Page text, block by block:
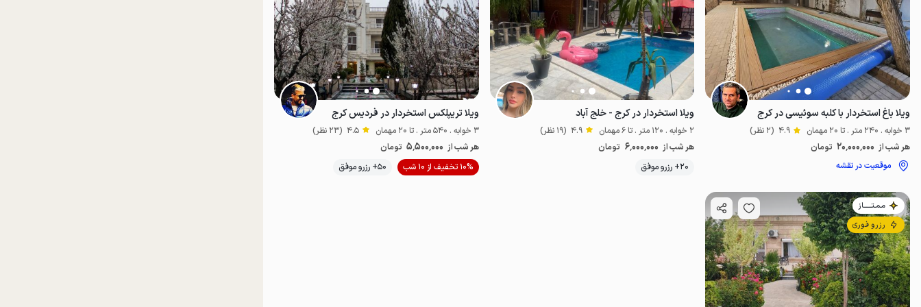
ویلا باغ استخردار با کلبه سوئیسی در کرج
3 خوابه . 240 متر . تا 20 مهمان 4.9 (2 نظر)
هر شب از 20٬000٬000 تومان
موقعیت در نقشه
ویلا استخردار در کرج - خلج آباد
2 خوابه . 120 متر . تا 6 مهمان 4.9 (19 نظر)
هر شب از 6٬000٬000 تومان
20+ رزرو موفق
موقعیت در نقشه
ویلا تریپلکس استخردار در فردیس کرج
3 خوابه . 540 متر . تا 20 مهمان 4.5 (23 نظر)
هر شب از 5٬500٬000 تومان
10% تخفیف از 10 شب
50+ رزرو موفق
مـمـتــــــاز
رزرو فوری